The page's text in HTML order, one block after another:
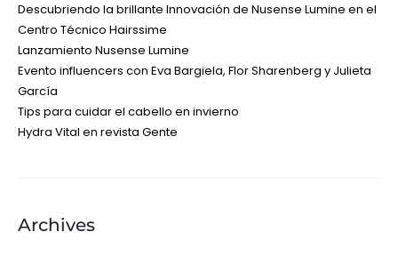
Descubriendo la brillante Innovación de Nusense Lumine en el
Centro Técnico Hairssime
Lanzamiento Nusense Lumine
Evento influencers con Eva Bargiela, Flor Sharenberg y Julieta
García
Tips para cuidar el cabello en invierno
Hydra Vital en revista Gente
Archives